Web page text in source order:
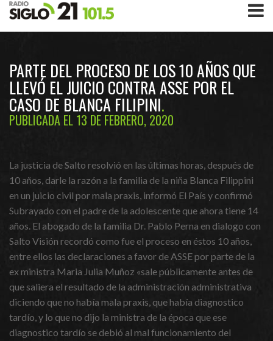
PARTE DEL PROCESO DE LOS 10 AÑOS QUE
LLEVÓ EL JUICIO CONTRA ASSE POR EL
CASO DE BLANCA FILIPINI
PUBLICADA EL 13 DE FEBRERO, 2020
La justicia de Salto resolvió en las últimas horas, después de
10 años, darle la razón a la familia de la niña Blanca Filippini
en un juicio civil por mala praxis, informó El País y confirmó
Subrayado con el padre de la adolescente que ahora tiene 14
años. El abogado de la familia Dr. Pablo Perna en dialogo con
Salto Visión recordó como fue el proceso en éstos 10 años,
entre ellos las declaraciones a favor de ASSE por parte de la
ex ministra Maria Julia Muñoz «sale públicamente antes de
que saliera el resultado de la administración administrativa
diciendo que no había mala praxis, que había diagnostico
tardío, y lo que no dijo la ministra de la época que ese
diagnostico tardío se debió al mal funcionamiento del